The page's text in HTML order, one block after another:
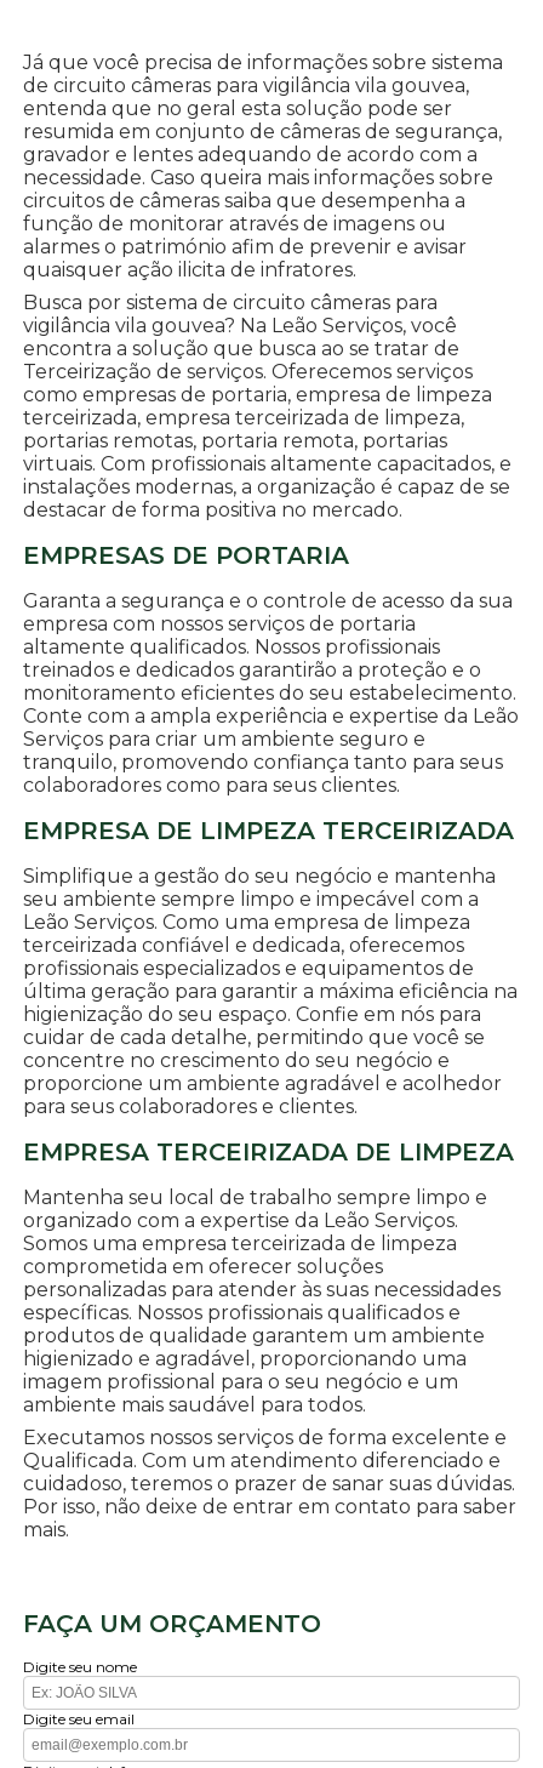
Já que você precisa de informações sobre sistema
de circuito câmeras para vigilância vila gouvea,
entenda que no geral esta solução pode ser
resumida em conjunto de câmeras de segurança,
gravador e lentes adequando de acordo com a
necessidade. Caso queira mais informações sobre
circuitos de câmeras saiba que desempenha a
função de monitorar através de imagens ou
alarmes o património afim de prevenir e avisar
quaisquer ação ilicita de infratores.
Busca por sistema de circuito câmeras para
vigilância vila gouvea? Na Leão Serviços, você
encontra a solução que busca ao se tratar de
Terceirização de serviços. Oferecemos serviços
como empresas de portaria, empresa de limpeza
terceirizada, empresa terceirizada de limpeza,
portarias remotas, portaria remota, portarias
virtuais. Com profissionais altamente capacitados, e
instalações modernas, a organização é capaz de se
destacar de forma positiva no mercado.
EMPRESAS DE PORTARIA
Garanta a segurança e o controle de acesso da sua
empresa com nossos serviços de portaria
altamente qualificados. Nossos profissionais
treinados e dedicados garantirão a proteção e o
monitoramento eficientes do seu estabelecimento.
Conte com a ampla experiência e expertise da Leão
Serviços para criar um ambiente seguro e
tranquilo, promovendo confiança tanto para seus
colaboradores como para seus clientes.
EMPRESA DE LIMPEZA TERCEIRIZADA
Simplifique a gestão do seu negócio e mantenha
seu ambiente sempre limpo e impecável com a
Leão Serviços. Como uma empresa de limpeza
terceirizada confiável e dedicada, oferecemos
profissionais especializados e equipamentos de
última geração para garantir a máxima eficiência na
higienização do seu espaço. Confie em nós para
cuidar de cada detalhe, permitindo que você se
concentre no crescimento do seu negócio e
proporcione um ambiente agradável e acolhedor
para seus colaboradores e clientes.
EMPRESA TERCEIRIZADA DE LIMPEZA
Mantenha seu local de trabalho sempre limpo e
organizado com a expertise da Leão Serviços.
Somos uma empresa terceirizada de limpeza
comprometida em oferecer soluções
personalizadas para atender às suas necessidades
específicas. Nossos profissionais qualificados e
produtos de qualidade garantem um ambiente
higienizado e agradável, proporcionando uma
imagem profissional para o seu negócio e um
ambiente mais saudável para todos.
Executamos nossos serviços de forma excelente e
Qualificada. Com um atendimento diferenciado e
cuidadoso, teremos o prazer de sanar suas dúvidas.
Por isso, não deixe de entrar em contato para saber
mais.
FAÇA UM ORÇAMENTO
Digite seu nome
Digite seu email